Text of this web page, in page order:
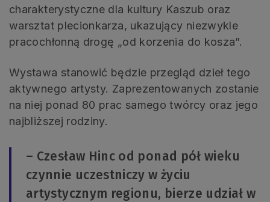
charakterystyczne dla kultury Kaszub oraz
warsztat plecionkarza, ukazujący niezwykle
pracochłonną drogę „od korzenia do kosza”.
Wystawa stanowić będzie przegląd dzieł tego
aktywnego artysty. Zaprezentowanych zostanie
na niej ponad 80 prac samego twórcy oraz jego
najbliższej rodziny.
– Czesław Hinc od ponad pół wieku
czynnie uczestniczy w życiu
artystycznym regionu, bierze udział w